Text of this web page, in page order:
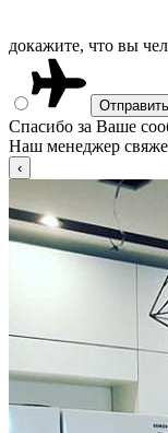
докажите, что вы
Спасибо за Ваше
Наш менеджер